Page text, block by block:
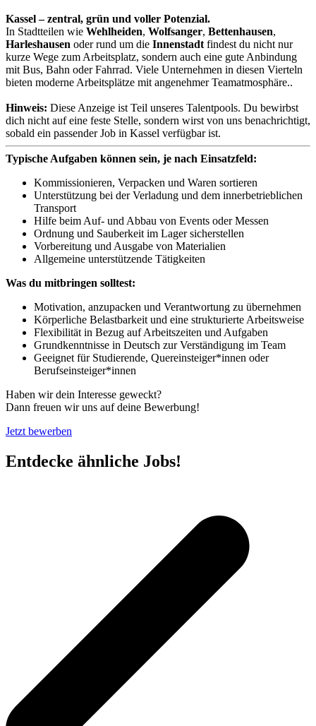
Kassel – zentral, grün und voller Potenzial.
In Stadtteilen wie Wehlheiden, Wolfsanger, Bettenhausen,
Harleshausen oder rund um die Innenstadt findest du nicht nur
kurze Wege zum Arbeitsplatz, sondern auch eine gute Anbindung
mit Bus, Bahn oder Fahrrad. Viele Unternehmen in diesen Vierteln
bieten moderne Arbeitsplätze mit angenehmer Teamatmosphäre..
Hinweis: Diese Anzeige ist Teil unseres Talentpools. Du bewirbst
dich nicht auf eine feste Stelle, sondern wirst von uns benachrichtigt,
sobald ein passender Job in Kassel verfügbar ist.
Typische Aufgaben können sein, je nach Einsatzfeld:
Kommissionieren, Verpacken und Waren sortieren
Unterstützung bei der Verladung und dem innerbetrieblichen
Transport
Hilfe beim Auf- und Abbau von Events oder Messen
Ordnung und Sauberkeit im Lager sicherstellen
Vorbereitung und Ausgabe von Materialien
Allgemeine unterstützende Tätigkeiten
Was du mitbringen solltest:
Motivation, anzupacken und Verantwortung zu übernehmen
Körperliche Belastbarkeit und eine strukturierte Arbeitsweise
Flexibilität in Bezug auf Arbeitszeiten und Aufgaben
Grundkenntnisse in Deutsch zur Verständigung im Team
Geeignet für Studierende, Quereinsteiger*innen oder
Berufseinsteiger*innen
Haben wir dein Interesse geweckt?
Dann freuen wir uns auf deine Bewerbung!
Jetzt bewerben
Entdecke ähnliche Jobs!